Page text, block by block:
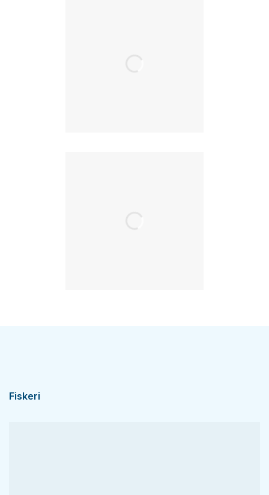
Fiskeri